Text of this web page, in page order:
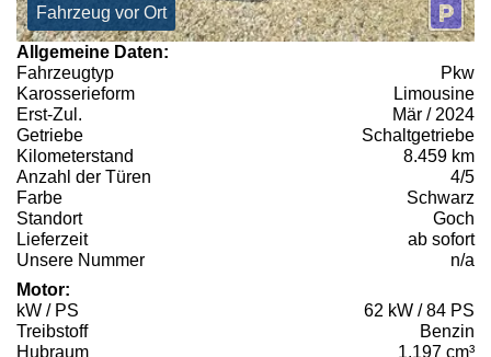
Fahrzeug vor Ort
Allgemeine Daten:
Fahrzeugtyp
Pkw
Karosserieform
Limousine
Erst-Zul.
Mär / 2024
Getriebe
Schaltgetriebe
Kilometerstand
8.459 km
Anzahl der Türen
4/5
Farbe
Schwarz
Standort
Goch
Lieferzeit
ab sofort
Unsere Nummer
n/a
Motor:
kW / PS
62 kW / 84 PS
Treibstoff
Benzin
Hubraum
1.197 cm³